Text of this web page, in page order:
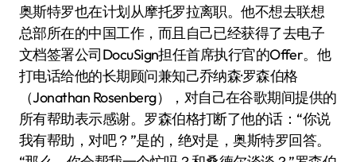
奥斯特罗也在计划从摩托罗拉离职。他不想去联想
总部所在的中国工作，而且自己已经获得了去电子
文档签署公司DocuSign担任首席执行官的Offer。他
打电话给他的长期顾问兼知己乔纳森·罗森伯格
（Jonathan Rosenberg），对自己在谷歌期间提供的
所有帮助表示感谢。罗森伯格打断了他的话：“你说
我有帮助，对吧？”是的，绝对是，奥斯特罗回答。